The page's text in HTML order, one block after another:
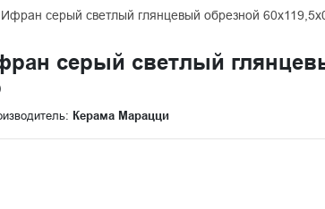
серый светлый глянцевый обрезной
серый светлый
Керама Марацци